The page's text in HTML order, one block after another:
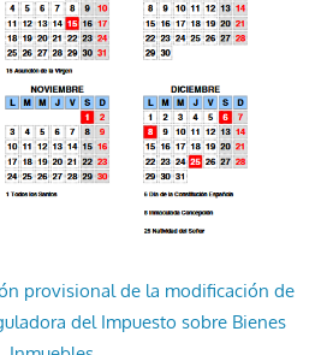
provisional de la modificación de
del Impuesto sobre Bienes